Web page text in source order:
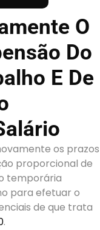
O
Do
E De
os prazos
proporcional de
temporária
para efetuar o
de que trata
.